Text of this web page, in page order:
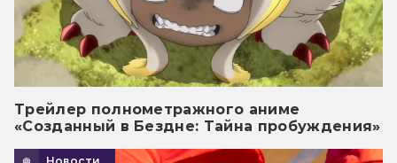
Трейлер полнометражного аниме
«Созданный в Бездне: Тайна пробуждения»